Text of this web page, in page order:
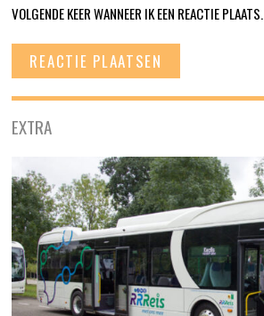
VOLGENDE KEER WANNEER IK EEN REACTIE PLAATS.
EXTRA